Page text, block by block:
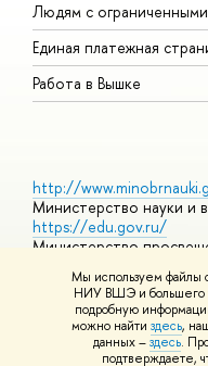
Мы используем файлы
НИУ ВШЭ и большего
подробную
можно найти здесь,
данных –здесь.
подтверждаете,
Людям с
Единая платежная
Работа в Вышке
http://
Министерство науки и
https://edu.gov.ru/
Министерство
https://elearning.hse.ru/
Массовые открытые
© НИУ ВШЭ 1993–2026